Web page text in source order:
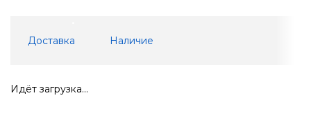
Доставка Наличие
Идёт загрузка...